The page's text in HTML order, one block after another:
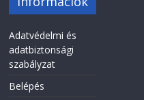
Adatvédelmi és
adatbiztonsági
szabályzat
Belépés